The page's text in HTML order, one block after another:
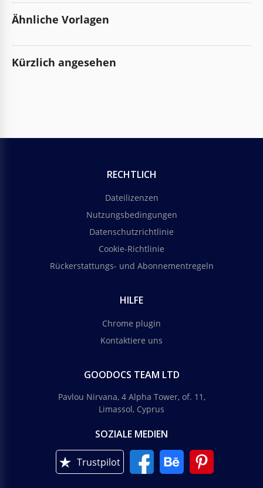
Ähnliche Vorlagen
Kürzlich angesehen
RECHTLICH
Dateilizenzen
Nutzungsbedingungen
Datenschutzrichtlinie
Cookie-Richtlinie
Rückerstattungs- und Abonnementregeln
HILFE
Chrome plugin
Kontaktiere uns
GOODOCS TEAM LTD
Pavlou Nirvana, 4 Alpha Tower, of. 11,
Limassol, Cyprus
SOZIALE MEDIEN
Trustpilot